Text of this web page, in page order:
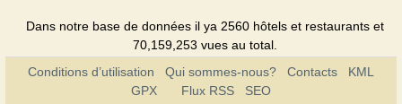
Dans notre base de données il ya 2560 hôtels et restaurants et
70,159,253 vues au total.
Conditions d’utilisation
Qui sommes-nous? Contacts
KML
GPX
Flux RSS SEO